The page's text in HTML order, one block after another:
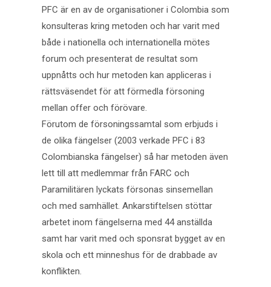
PFC är en av de organisationer i Colombia som
konsulteras kring metoden och har varit med
både i nationella och internationella mötes
forum och presenterat de resultat som
uppnåtts och hur metoden kan appliceras i
rättsväsendet för att förmedla försoning
mellan offer och förövare.
Förutom de försoningssamtal som erbjuds i
de olika fängelser (2003 verkade PFC i 83
Colombianska fängelser) så har metoden även
lett till att medlemmar från FARC och
Paramilitären lyckats försonas sinsemellan
och med samhället. Ankarstiftelsen stöttar
arbetet inom fängelserna med 44 anställda
samt har varit med och sponsrat bygget av en
skola och ett minneshus för de drabbade av
konflikten.